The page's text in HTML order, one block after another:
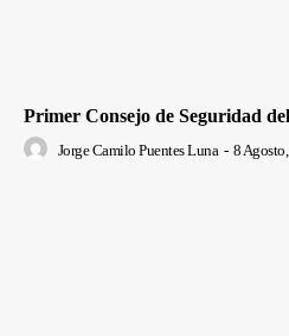
Primer Consejo de Seguridad
Jorge Camilo Puentes Luna - 8